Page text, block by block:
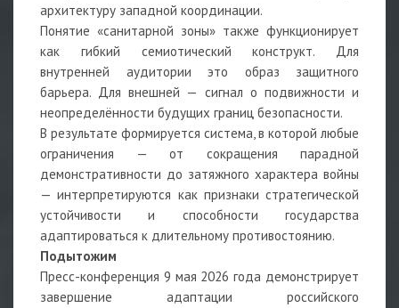
архитектуру западной координации.
Понятие «санитарной зоны» также функционирует
как гибкий семиотический конструкт. Для
внутренней аудитории это образ защитного
барьера. Для внешней — сигнал о подвижности и
неопределённости будущих границ безопасности.
В результате формируется система, в которой любые
ограничения — от сокращения парадной
демонстративности до затяжного характера войны
— интерпретируются как признаки стратегической
устойчивости и способности государства
адаптироваться к длительному противостоянию.
Подытожим
Пресс-конференция 9 мая 2026 года демонстрирует
завершение адаптации российского